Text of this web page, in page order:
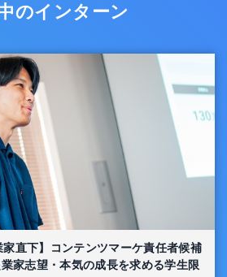
のインターン
家直下】コンテンツマーケ責任者候補
家志望・本気の成長を求める学生限